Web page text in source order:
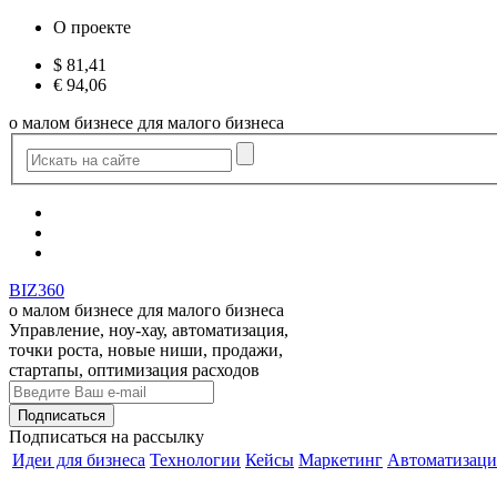
О проекте
$ 81,41
€ 94,06
о малом бизнесе для малого бизнеса
BIZ360
о малом бизнесе для малого бизнеса
Управление, ноу-хау, автоматизация,
точки роста, новые ниши, продажи,
стартапы, оптимизация расходов
Подписаться на рассылку
Идеи для бизнеса Технологии Кейсы Маркетинг